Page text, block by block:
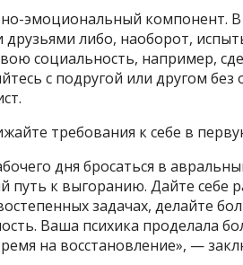
эмоциональный компонент.
друзьями либо, наоборот,
социальность, например,
с подругой или другом без
требования к себе в
дня бросаться в
путь к выгоранию. Дайте себе
задачах, делайте
Ваша психика проделала
на восстановление», —